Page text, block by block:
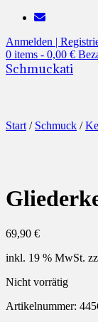
Zum
springen
Anmelden |
0 items - 0,00 €
Schmuckati
Start / Schmuck /
69,90 €
inkl. 19 % MwSt.
Nicht vorrätig
Artikelnummer: